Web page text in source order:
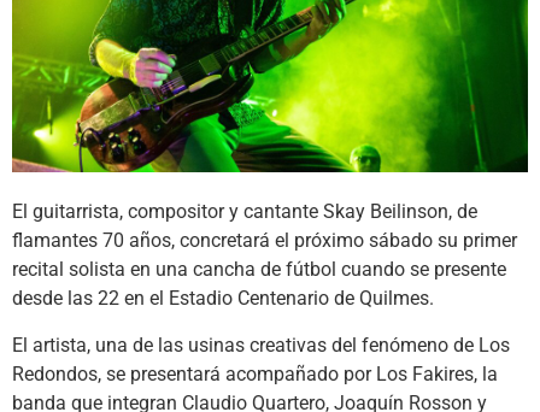
El guitarrista, compositor y cantante Skay Beilinson, de
flamantes 70 años, concretará el próximo sábado su primer
recital solista en una cancha de fútbol cuando se presente
desde las 22 en el Estadio Centenario de Quilmes.
El artista, una de las usinas creativas del fenómeno de Los
Redondos, se presentará acompañado por Los Fakires, la
banda que integran Claudio Quartero, Joaquín Rosson y